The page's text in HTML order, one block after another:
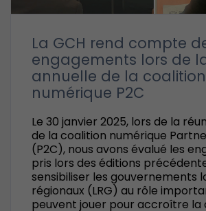
La GCH rend compte
engagements lors de
annuelle de la coalition
numérique P2C
Le 30 janvier 2025, lors de la
de la coalition numérique
(P2C), nous avons évalué les
pris lors des éditions
sensibiliser les gouvernements
régionaux (LRG) au rôle
peuvent jouer pour accroître la